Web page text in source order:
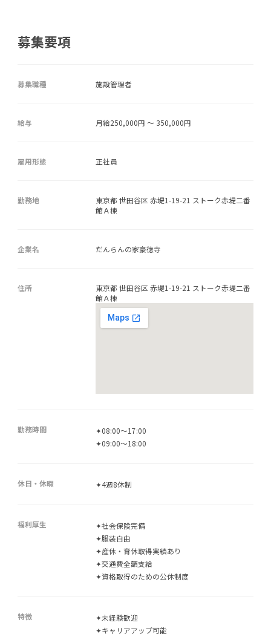
募集要項
募集職種 施設管理者
給与 月給250,000円 ～ 350,000円
雇用形態 正社員
勤務地
東京都 世田谷区 赤堤1-19-21 ストーク赤堤二番
館Ａ棟
企業名 だんらんの家豪徳寺
住所
東京都 世田谷区 赤堤1-19-21 ストーク赤堤二番
館Ａ棟
勤務時間
✦08:00～17:00
✦09:00～18:00
休日・休暇 ✦4週8休制
福利厚生
✦社会保険完備
✦服装自由
✦産休・育休取得実績あり
✦交通費全額支給
✦資格取得のための公休制度
特徴
✦未経験歓迎
✦キャリアアップ可能